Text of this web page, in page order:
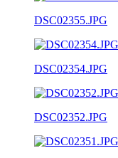
DSC02355.JPG
DSC02354.JPG
DSC02352.JPG